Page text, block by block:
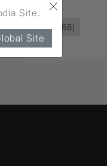
& शावर एरिया (968)
×
Site.
Site